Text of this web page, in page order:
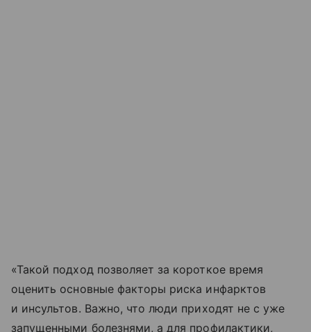
«Такой подход позволяет за короткое время
оценить основные факторы риска инфарктов
и инсультов. Важно, что люди приходят не с уже
запущенными болезнями, а для профилактики,